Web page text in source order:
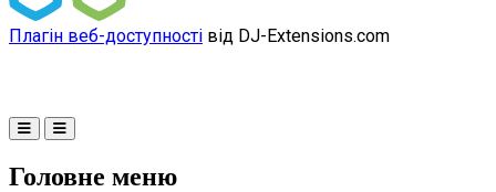
Плагін веб-доступності від DJ-Extensions.com
Головне меню